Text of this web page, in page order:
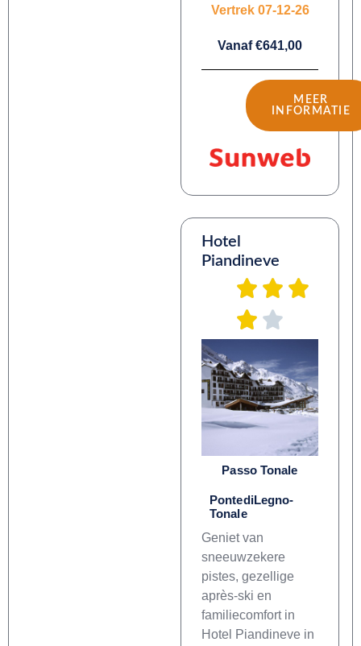
Vertrek 07-12-26
Vanaf €641,00
MEER
INFORMATIE
Hotel
Piandineve
Passo Tonale
PontediLegno-
Tonale
Geniet van
sneeuwzekere
pistes, gezellige
après-ski en
familiecomfort in
Hotel Piandineve in